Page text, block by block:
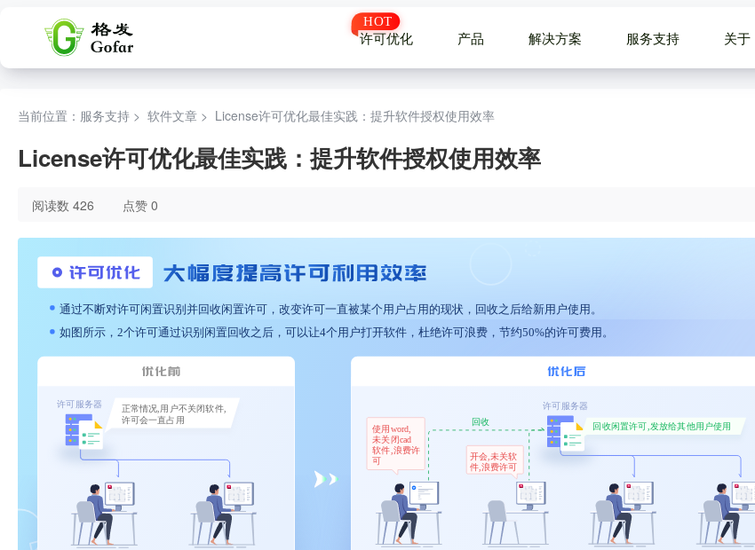
许可优化 产品 解决方案 服务支持 关于
当前位置：服务支持 > 软件文章 > License许可优化最佳实践：提升软件授权使用效率
License许可优化最佳实践：提升软件授权使用效率
阅读数 426 点赞 0